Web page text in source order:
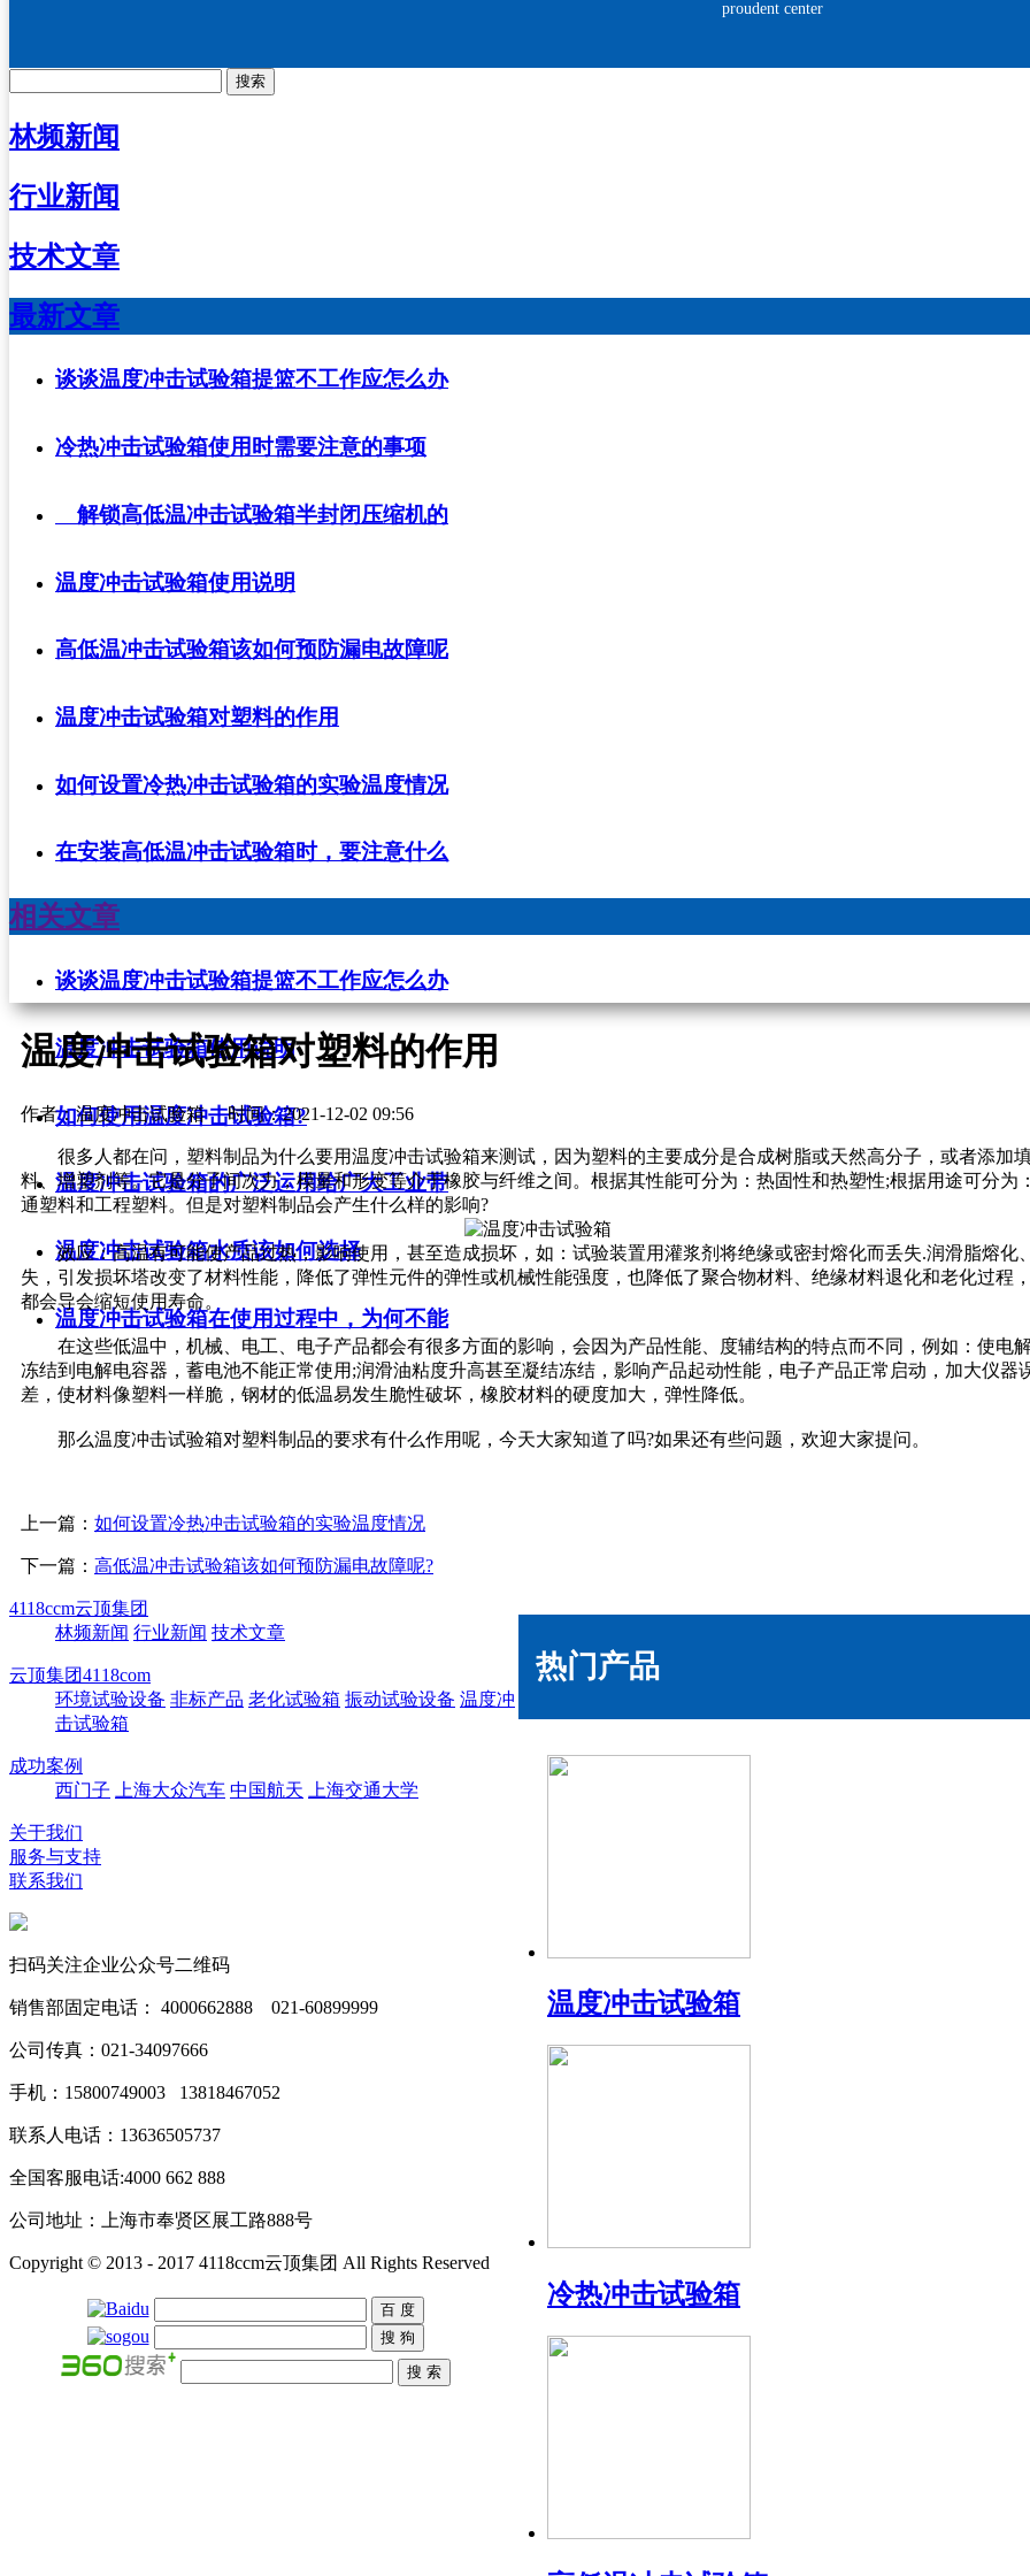
proudent center
搜索
林频新闻
行业新闻
技术文章
最新文章
谈谈温度冲击试验箱提篮不工作应怎么办
冷热冲击试验箱使用时需要注意的事项
解锁高低温冲击试验箱半封闭压缩机的
温度冲击试验箱使用说明
高低温冲击试验箱该如何预防漏电故障呢
温度冲击试验箱对塑料的作用
如何设置冷热冲击试验箱的实验温度情况
在安装高低温冲击试验箱时，要注意什么
相关文章
谈谈温度冲击试验箱提篮不工作应怎么办
温度冲击试验箱使用说明
如何使用温度冲击试验箱?
温度冲击试验箱的广泛运用给广大工业带
温度冲击试验箱水质该如何选择
温度冲击试验箱在使用过程中，为何不能
温度冲击试验箱对塑料的作用
作者：温度冲击试验箱 时间：2021-12-02 09:56
很多人都在问，塑料制品为什么要用温度冲击试验箱来测试，因为塑料的主要成分是合成树脂或天然高分子，或者添加
料、增塑剂等。它是分子间次力，模量和形变等介于橡胶与纤维之间。根据其性能可分为：热固性和热塑性;根据用途可分为
通塑料和工程塑料。但是对塑料制品会产生什么样的影响?
效应：高温有可能使产品过热，影响使用，甚至造成损坏，如：试验装置用灌浆剂将绝缘或密封熔化而丢失.润滑脂熔化
失，引发损坏塔改变了材料性能，降低了弹性元件的弹性或机械性能强度，也降低了聚合物材料、绝缘材料退化和老化过程
都会导会缩短使用寿命。
在这些低温中，机械、电工、电子产品都会有很多方面的影响，会因为产品性能、度辅结构的特点而不同，例如：使电
冻结到电解电容器，蓄电池不能正常使用;润滑油粘度升高甚至凝结冻结，影响产品起动性能，电子产品正常启动，加大仪器
差，使材料像塑料一样脆，钢材的低温易发生脆性破坏，橡胶材料的硬度加大，弹性降低。
那么温度冲击试验箱对塑料制品的要求有什么作用呢，今天大家知道了吗?如果还有些问题，欢迎大家提问。
上一篇： 如何设置冷热冲击试验箱的实验温度情况
下一篇： 高低温冲击试验箱该如何预防漏电故障呢?
热门产品
温度冲击试验箱
冷热冲击试验箱
4118ccm云顶集团
林频新闻 行业新闻 技术文章
云顶集团4118com
环境试验设备 非标产品 老化试验箱 振动试验设备 温度冲
击试验箱
成功案例
西门子
上海大众汽车 中国航天 上海交通大学
关于我们
服务与支持
联系我们
扫码关注企业公众号二维码
销售部固定电话： 4000662888 021-60899999
公司传真：021-34097666
手机：15800749003 13818467052
联系人电话：13636505737
全国客服电话:4000 662 888
公司地址：上海市奉贤区展工路888号
Copyright © 2013 - 2017 4118ccm云顶集团 All Rights Reserved